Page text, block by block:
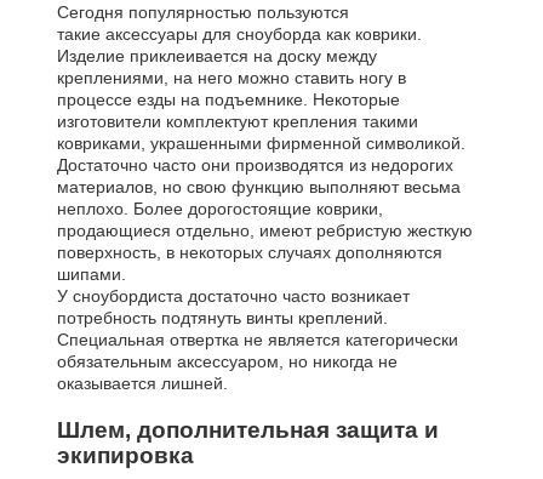
Сегодня популярностью пользуются
такие аксессуары для сноуборда как коврики.
Изделие приклеивается на доску между
креплениями, на него можно ставить ногу в
процессе езды на подъемнике. Некоторые
изготовители комплектуют крепления такими
ковриками, украшенными фирменной символикой.
Достаточно часто они производятся из недорогих
материалов, но свою функцию выполняют весьма
неплохо. Более дорогостоящие коврики,
продающиеся отдельно, имеют ребристую жесткую
поверхность, в некоторых случаях дополняются
шипами.
У сноубордиста достаточно часто возникает
потребность подтянуть винты креплений.
Специальная отвертка не является категорически
обязательным аксессуаром, но никогда не
оказывается лишней.
Шлем, дополнительная защита и
экипировка